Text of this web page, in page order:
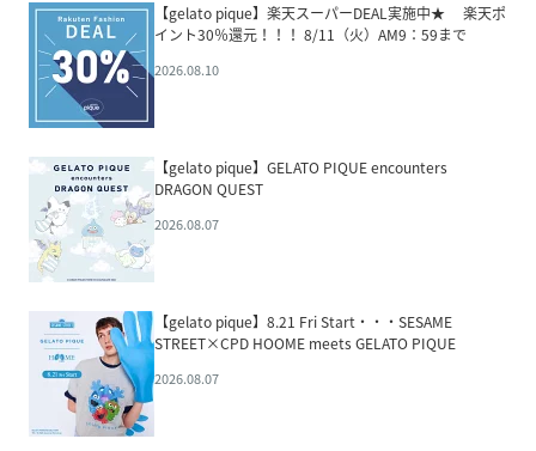
【gelato pique】楽天スーパーDEAL実施中★ 楽天ポ
イント30％還元！！！ 8/11（火）AM9：59まで
2026.08.10
【gelato pique】GELATO PIQUE encounters
DRAGON QUEST
2026.08.07
【gelato pique】8.21 Fri Start・・・SESAME
STREET×CPD HOOME meets GELATO PIQUE
2026.08.07